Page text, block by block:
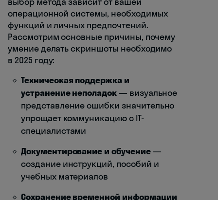
операционной системы, необходимых
функций и личных предпочтений.
Рассмотрим основные причины, почему
умение делать скриншоты необходимо
в 2025 году:
Техническая поддержка и
устранение неполадок — визуальное
представление ошибки значительно
упрощает коммуникацию с IT-
специалистами
Документирование и обучение—
создание инструкций, пособий и
учебных материалов
Сохранение временной информации